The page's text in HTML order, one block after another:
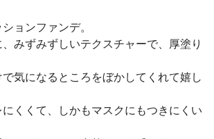
ョンファンデ。
みずみずしいテクスチャーで、厚塗り
気になるところをぼかしてくれて嬉し
くくて、しかもマスクにもつきにくい